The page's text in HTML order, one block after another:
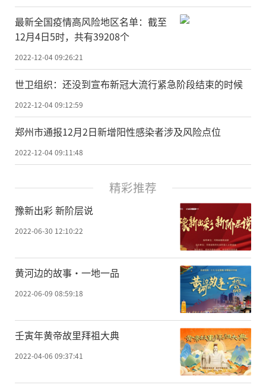
最新全国疫情高风险地区名单：截至
12月4日5时，共有39208个
2022-12-04 09:26:21
世卫组织：还没到宣布新冠大流行紧急阶段结束的时候
2022-12-04 09:12:59
郑州市通报12月2日新增阳性感染者涉及风险点位
2022-12-04 09:11:48
精彩推荐
豫新出彩 新阶层说
2022-06-30 12:10:22
黄河边的故事·一地一品
2022-06-09 08:59:18
壬寅年黄帝故里拜祖大典
2022-04-06 09:37:41